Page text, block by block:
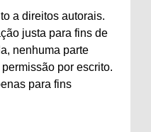
a direitos autorais.
justa para fins de
nenhuma parte
por escrito.
para fins